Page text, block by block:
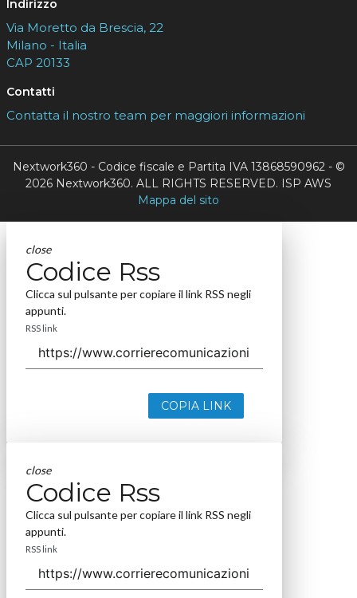
Indirizzo
Via Moretto da Brescia, 22
Milano - Italia
CAP 20133
Contatti
Contatta il nostro team per maggiori informazioni
Nextwork360 - Codice fiscale e Partita IVA 13868590962 - ©
2026 Nextwork360. ALL RIGHTS RESERVED. ISP AWS
Mappa del sito
close
Codice Rss
Clicca sul pulsante per copiare il link RSS negli
appunti.
RSS link
COPIA LINK
close
Codice Rss
Clicca sul pulsante per copiare il link RSS negli
appunti.
RSS link